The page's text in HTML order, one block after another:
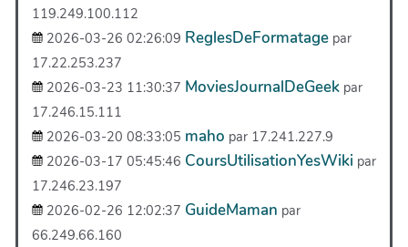
119.249.100.112
2026-03-26 02:26:09 ReglesDeFormatage par
17.22.253.237
2026-03-23 11:30:37 MoviesJournalDeGeek par
17.246.15.111
2026-03-20 08:33:05 maho par 17.241.227.9
2026-03-17 05:45:46 CoursUtilisationYesWiki par
17.246.23.197
2026-02-26 12:02:37 GuideMaman par
66.249.66.160